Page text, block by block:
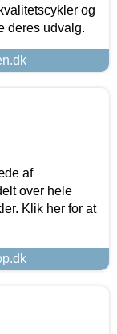
og
deres udvalg.
af
over hele
Klik her for at